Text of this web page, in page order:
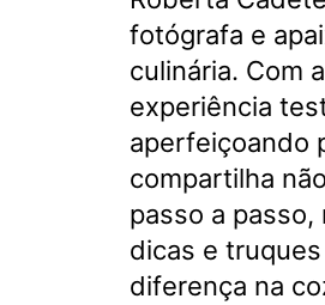
fotógrafa e
culinária. Com
experiência
aperfeiçoando
compartilha
passo a passo,
dicas e
diferença na